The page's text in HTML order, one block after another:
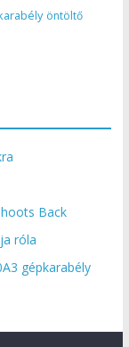
öntöltő
Back
róla
gépkarabély